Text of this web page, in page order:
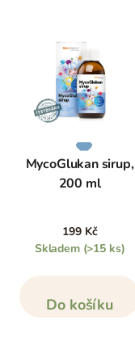
MycoGlukan sirup,
200 ml
199 Kč
Skladem (>15 ks)
Do košíku